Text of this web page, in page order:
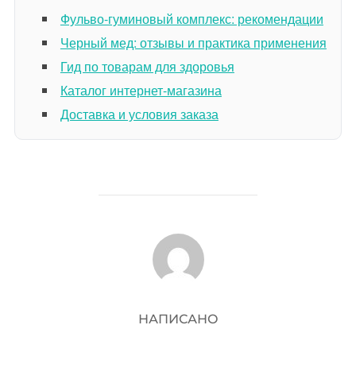
Фульво-гуминовый комплекс: рекомендации
Черный мед: отзывы и практика применения
Гид по товарам для здоровья
Каталог интернет-магазина
Доставка и условия заказа
АВТОР ЗАПИСИ
НАПИСАНО